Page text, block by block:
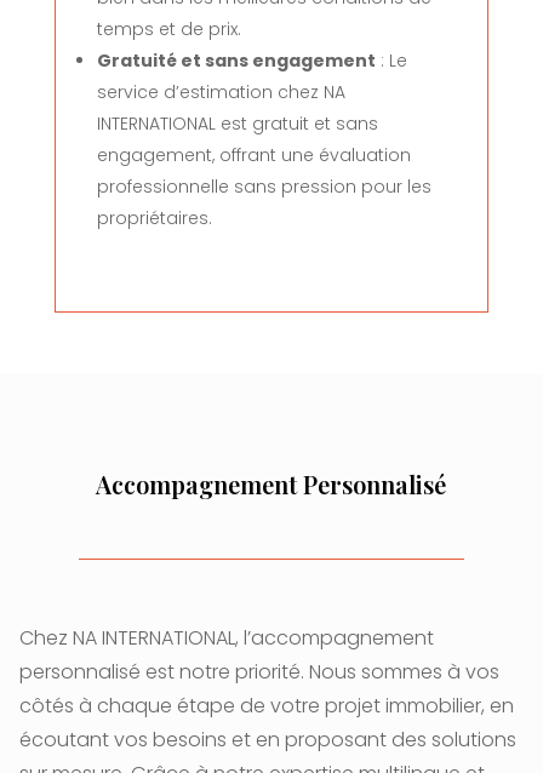
temps et de prix.
Gratuité et sans engagement : Le
service d’estimation chez NA
INTERNATIONAL est gratuit et sans
engagement, offrant une évaluation
professionnelle sans pression pour les
propriétaires.
Accompagnement Personnalisé
Chez NA INTERNATIONAL, l’accompagnement
personnalisé est notre priorité. Nous sommes à vos
côtés à chaque étape de votre projet immobilier, en
écoutant vos besoins et en proposant des solutions